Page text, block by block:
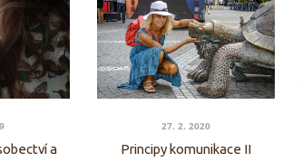
a
27. 2. 2020
Principy komunikace II